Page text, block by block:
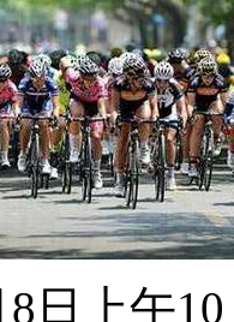
日上午